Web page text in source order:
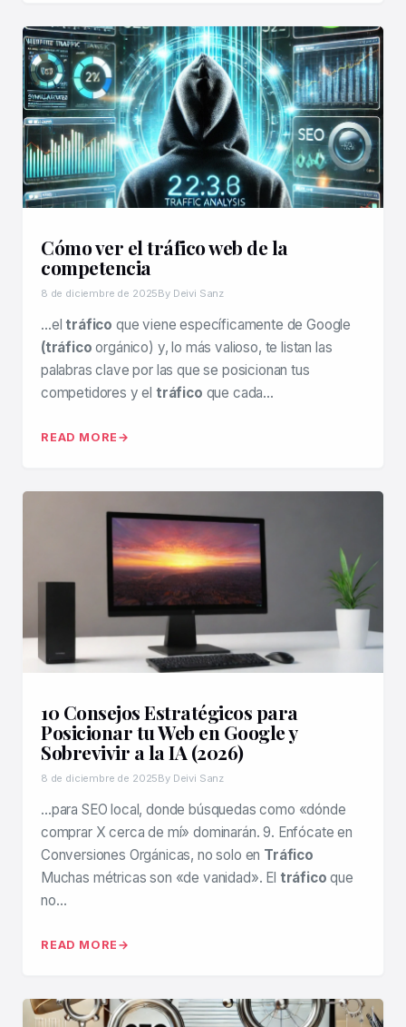
Cómo ver el tráfico web de la
competencia
8 de diciembre de 2025By Deivi Sanz
…el tráfico que viene específicamente de Google
(tráfico orgánico) y, lo más valioso, te listan las
palabras clave por las que se posicionan tus
competidores y el tráfico que cada…
READ MORE
10 Consejos Estratégicos para
Posicionar tu Web en Google y
Sobrevivir a la IA (2026)
8 de diciembre de 2025By Deivi Sanz
…para SEO local, donde búsquedas como «dónde
comprar X cerca de mí» dominarán. 9. Enfócate en
Conversiones Orgánicas, no solo en Tráfico
Muchas métricas son «de vanidad». El tráfico que
no…
READ MORE